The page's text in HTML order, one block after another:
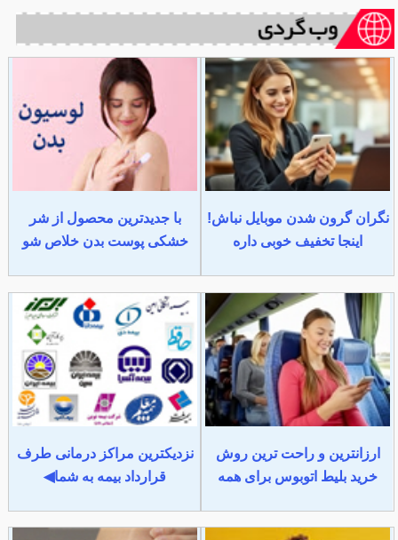
نگران گرون شدن موبایل نباش!
اینجا تخفیف خوبی داره
با جدیدترین محصول از شر
خشکی پوست بدن خلاص شو
ارزانترین و راحت ترین روش
خرید بلیط اتوبوس برای همه
نزدیکترین مراکز درمانی طرف
قرارداد بیمه به شما◀